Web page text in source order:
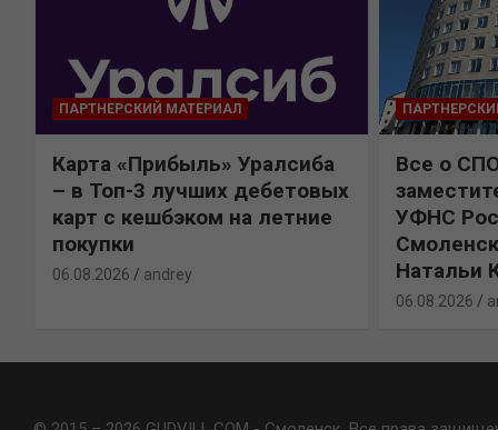
ПАРТНЕРСКИЙ МАТЕРИАЛ
Карта «Прибыль» Уралсиба
– в Топ-3 лучших дебетовых
карт с кешбэком на летние
покупки
06.08.2026 andrey
Все о
УФНС
Натальи
06.08.2026